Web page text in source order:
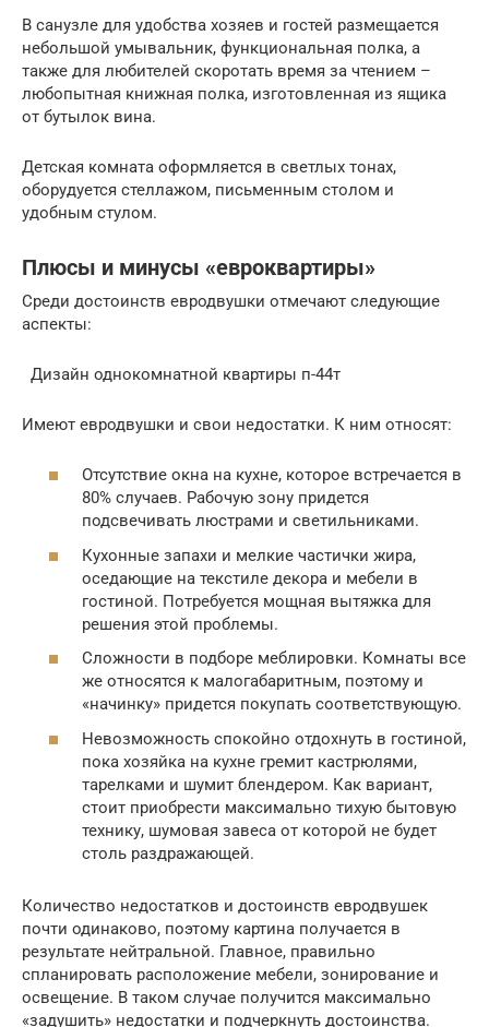
В санузле для удобства хозяев и гостей размещается
небольшой умывальник, функциональная полка, а
также для любителей скоротать время за чтением –
любопытная книжная полка, изготовленная из ящика
от бутылок вина.
Детская комната оформляется в светлых тонах,
оборудуется стеллажом, письменным столом и
удобным стулом.
Плюсы и минусы «евроквартиры»
Среди достоинств евродвушки отмечают следующие
аспекты:
Дизайн однокомнатной квартиры п-44т
Имеют евродвушки и свои недостатки. К ним относят:
Отсутствие окна на кухне, которое встречается в
80% случаев. Рабочую зону придется
подсвечивать люстрами и светильниками.
Кухонные запахи и мелкие частички жира,
оседающие на текстиле декора и мебели в
гостиной. Потребуется мощная вытяжка для
решения этой проблемы.
Сложности в подборе меблировки. Комнаты все
же относятся к малогабаритным, поэтому и
«начинку» придется покупать соответствующую.
Невозможность спокойно отдохнуть в гостиной,
пока хозяйка на кухне гремит кастрюлями,
тарелками и шумит блендером. Как вариант,
стоит приобрести максимально тихую бытовую
технику, шумовая завеса от которой не будет
столь раздражающей.
Количество недостатков и достоинств евродвушек
почти одинаково, поэтому картина получается в
результате нейтральной. Главное, правильно
спланировать расположение мебели, зонирование и
освещение. В таком случае получится максимально
«задушить» недостатки и подчеркнуть достоинства.